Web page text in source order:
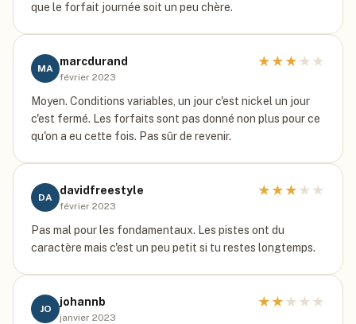
que le forfait journée soit un peu chère.
MA
marcdurand
février 2023
★ ★ ★ ★ ★
Moyen. Conditions variables, un jour c'est nickel un jour
c'est fermé. Les forfaits sont pas donné non plus pour ce
qu'on a eu cette fois. Pas sûr de revenir.
DA
davidfreestyle
février 2023
★ ★ ★ ★ ★
Pas mal pour les fondamentaux. Les pistes ont du
caractère mais c'est un peu petit si tu restes longtemps.
JO
johannb
janvier 2023
★ ★ ★ ★ ★